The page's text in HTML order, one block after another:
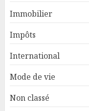
Immobilier
Impôts
International
Mode de vie
Non classé